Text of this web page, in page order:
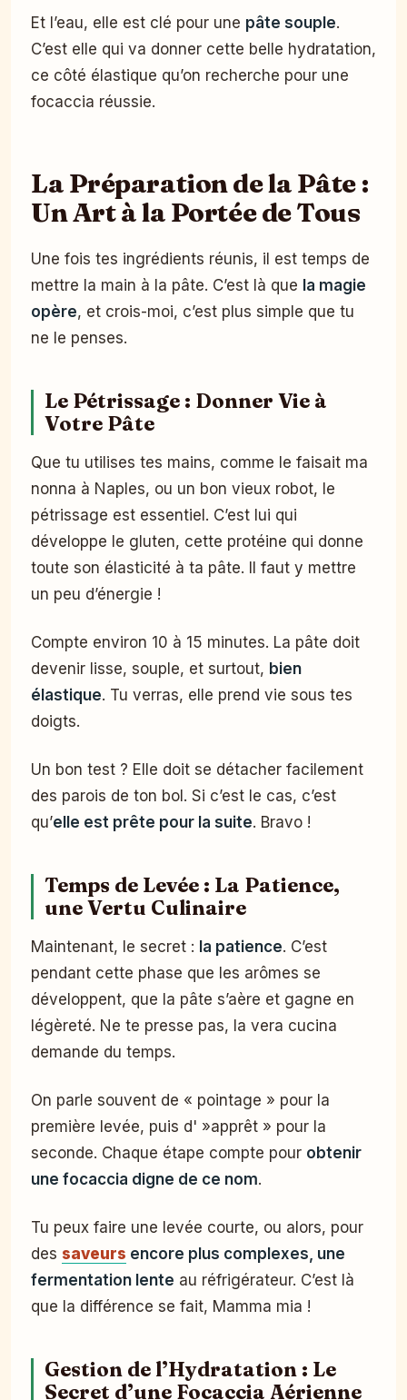
Et l’eau, elle est clé pour une pâte souple.
C’est elle qui va donner cette belle hydratation,
ce côté élastique qu’on recherche pour une
focaccia réussie.
La Préparation de la Pâte :
Un Art à la Portée de Tous
Une fois tes ingrédients réunis, il est temps de
mettre la main à la pâte. C’est là que la magie
opère, et crois-moi, c’est plus simple que tu
ne le penses.
Le Pétrissage : Donner Vie à
Votre Pâte
Que tu utilises tes mains, comme le faisait ma
nonna à Naples, ou un bon vieux robot, le
pétrissage est essentiel. C’est lui qui
développe le gluten, cette protéine qui donne
toute son élasticité à ta pâte. Il faut y mettre
un peu d’énergie !
Compte environ 10 à 15 minutes. La pâte doit
devenir lisse, souple, et surtout, bien
élastique. Tu verras, elle prend vie sous tes
doigts.
Un bon test ? Elle doit se détacher facilement
des parois de ton bol. Si c’est le cas, c’est
qu’elle est prête pour la suite. Bravo !
Temps de Levée : La Patience,
une Vertu Culinaire
Maintenant, le secret : la patience. C’est
pendant cette phase que les arômes se
développent, que la pâte s’aère et gagne en
légèreté. Ne te presse pas, la vera cucina
demande du temps.
On parle souvent de « pointage » pour la
première levée, puis d' »apprêt » pour la
seconde. Chaque étape compte pour obtenir
une focaccia digne de ce nom.
Tu peux faire une levée courte, ou alors, pour
des saveurs encore plus complexes, une
fermentation lente au réfrigérateur. C’est là
que la différence se fait, Mamma mia !
Gestion de l’Hydratation : Le
Secret d’une Focaccia Aérienne